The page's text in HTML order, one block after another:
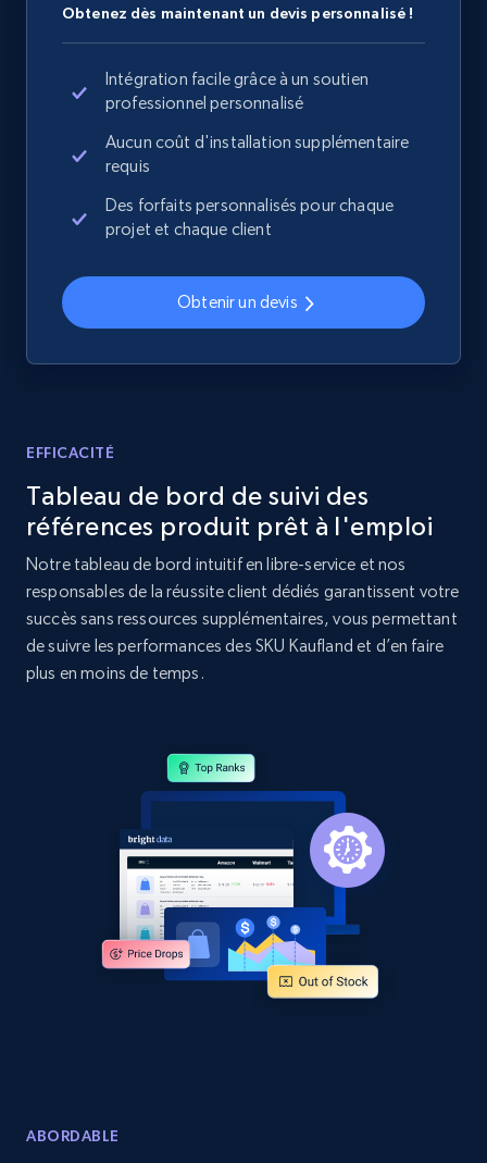
2.1K+ 355+ Commencer
Home Depot US - Discover products by
specified UPC
URL, Domain, Country code, Model number,
Sku, Product id, Product name, Manufacturer,
and more.
URL, Domain, Country code, Model number,
and more.
2.1K+ 355+ Commencer
Amazon products global dataset
375+ Commencer
Amazon products global dataset - Collects
products by specific category URL
Title, Seller name, Brand, Description, Initial
price, Currency, Availability, Reviews count, and
Obtenez dès maintenant un devis personnalisé !
Intégration facile grâce à un soutien
professionnel personnalisé
Aucun coût d'installation supplémentaire
requis
Des forfaits personnalisés pour chaque
projet et chaque client
Obtenir un devis
EFFICACITÉ
Tableau de bord de suivi des
références produit prêt à l'emploi
Notre tableau de bord intuitif en libre-service et nos
responsables de la réussite client dédiés garantissent votre
succès sans ressources supplémentaires, vous permettant
de suivre les performances des SKU Kaufland et d’en faire
plus en moins de temps.
ABORDABLE